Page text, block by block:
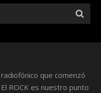
que comenzó
ROCK es nuestro punto